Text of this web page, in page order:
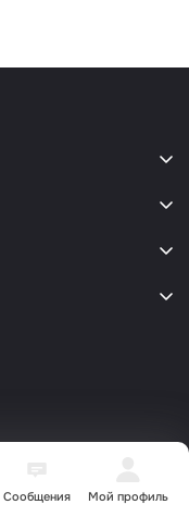
Сообщения Мой профиль